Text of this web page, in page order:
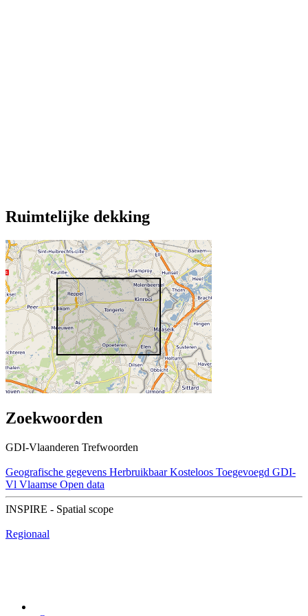
Ruimtelijke dekking
Zoekwoorden
GDI-Vlaanderen Trefwoorden
Geografische gegevens Herbruikbaar Kosteloos Toegevoegd GDI-
Vl Vlaamse Open data
INSPIRE - Spatial scope
Regionaal